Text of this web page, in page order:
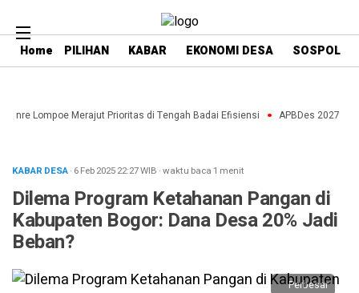
Home PILIHAN KABAR EKONOMI DESA SOSPOL
Lompoe Merajut Prioritas di Tengah Badai Efisiensi APBDes 2027:
KABAR DESA· 6 Feb 202522:27WIB ·waktu baca 1 menit
Dilema Program Ketahanan Pangan di
Kabupaten Bogor: Dana Desa 20% Jadi
Beban?
Perbesar